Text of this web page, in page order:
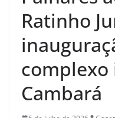
Ratinho
Cambará